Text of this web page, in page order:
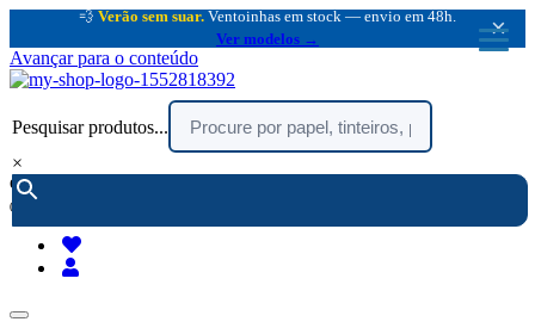
💨 Verão sem suar. Ventoinhas em stock — envio em 48h.
Ver modelos →
×
Avançar para o conteúdo
Pesquisar produtos...
×
encomendar por telefone :
(chamada rede fixa nacional)